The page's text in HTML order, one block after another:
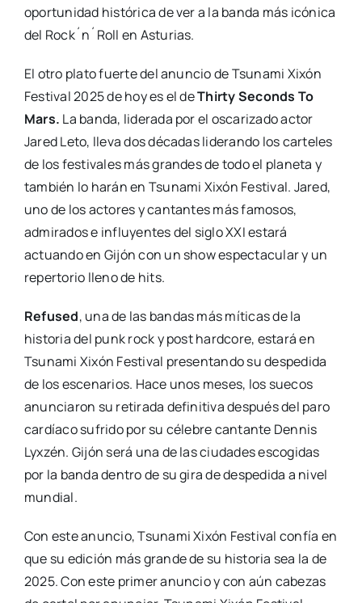
oportunidad histórica de ver a la banda más icónica
del Rock´n´Roll en Asturias.
El otro plato fuerte del anuncio de Tsunami Xixón
Festival 2025 de hoy es el deThirty Seconds To
Mars. La banda, liderada por el oscarizado actor
Jared Leto, lleva dos décadas liderando los carteles
de los festivales más grandes de todo el planeta y
también lo harán en Tsunami Xixón Festival. Jared,
uno de los actores y cantantes más famosos,
admirados e influyentes del siglo XXI estará
actuando en Gijón con un show espectacular y un
repertorio lleno de hits.
Refused, una de las bandas más míticas de la
historia del punk rock y post hardcore, estará en
Tsunami Xixón Festival presentando su despedida
de los escenarios. Hace unos meses, los suecos
anunciaron su retirada definitiva después del paro
cardíaco sufrido por su célebre cantante Dennis
Lyxzén. Gijón será una de las ciudades escogidas
por la banda dentro de su gira de despedida a nivel
mundial.
Con este anuncio, Tsunami Xixón Festival confía en
que su edición más grande de su historia sea la de
2025. Con este primer anuncio y con aún cabezas